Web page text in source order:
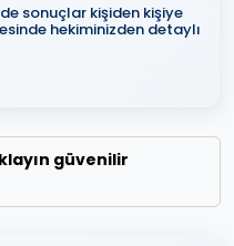
sonuçlar kişiden kişiye
hekiminizden detaylı
güvenilir